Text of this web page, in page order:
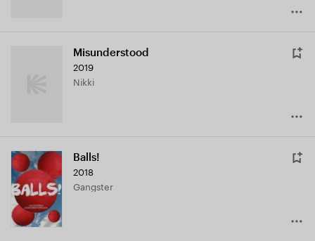
Misunderstood
2019
Nikki
Balls!
2018
Gangster